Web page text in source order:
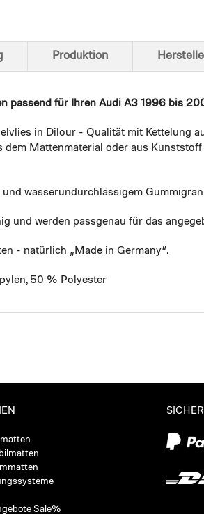
passend für Ihren Audi A3 1996 bis
in Dilour - Qualität mit Kettelung
Mattenmaterial oder aus
wasserundurchlässigem
und werden passgenau für das
- natürlich „Made in Germany“.
50 % Polyester
Produktion
Sale%